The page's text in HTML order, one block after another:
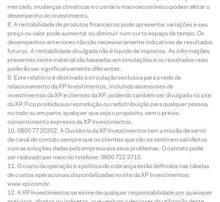
mercado, mudanças climáticas e o cenário macroeconômico podem afetar o
desempenho do investimento.
A rentabilidade de produtos financeiros pode apresentar variações e seu
preço ou valor pode aumentar ou diminuir num curto espaço de tempo. Os
desempenhos anteriores não são necessariamente indicativos de resultados
futuros. A rentabilidade divulgada não é líquida de impostos. As informações
presentes neste material são baseadas em simulações e os resultados reais
poderão ser significativamente diferentes.
Este relatório é destinado à circulação exclusiva para a rede de
relacionamento da XP Investimentos, incluindo assessores de
investimentos da XP e clientes da XP, podendo também ser divulgado no site
da XP. Fica proibida sua reprodução ou redistribuição para qualquer pessoa,
no todo ou em parte, qualquer que seja o propósito, sem o prévio
consentimento expresso da XP Investimentos.
0800 77 20202. A Ouvidoria da XP Investimentos tem a missão de servir
de canal de contato sempre que os clientes que não se sentirem satisfeitos
com as soluções dadas pela empresa aos seus problemas. O contato pode
ser realizado por meio do telefone: 0800 722 3710.
O custo da operação e a política de cobrança estão definidos nas tabelas
de custos operacionais disponibilizadas no site da XP Investimentos:
www.xpi.com.br.
A XP Investimentos se exime de qualquer responsabilidade por quaisquer